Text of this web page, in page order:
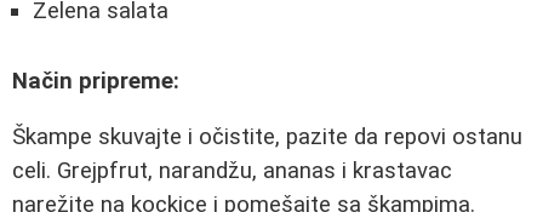
Zelena salata
Način pripreme:
Škampe skuvajte i očistite, pazite da repovi ostanu
celi. Grejpfrut, narandžu, ananas i krastavac
narežite na kockice i pomešajte sa škampima.